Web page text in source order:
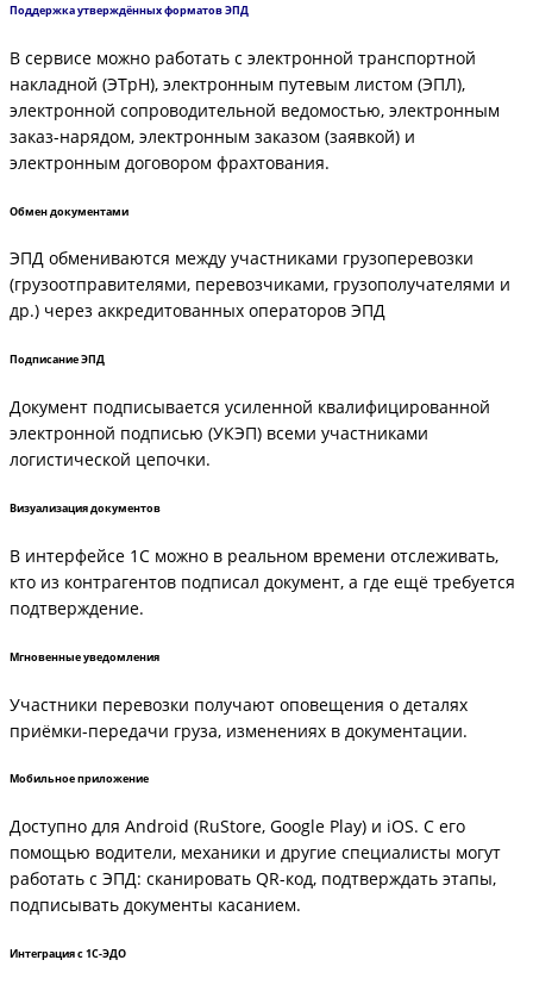
Поддержка утверждённых форматов ЭПД
В сервисе можно работать с электронной транспортной
накладной (ЭТрН), электронным путевым листом (ЭПЛ),
электронной сопроводительной ведомостью, электронным
заказ-нарядом, электронным заказом (заявкой) и
электронным договором фрахтования.
Обмен документами
ЭПД обмениваются между участниками грузоперевозки
(грузоотправителями, перевозчиками, грузополучателями и
др.) через аккредитованных операторов ЭПД
Подписание ЭПД
Документ подписывается усиленной квалифицированной
электронной подписью (УКЭП) всеми участниками
логистической цепочки.
Визуализация документов
В интерфейсе 1С можно в реальном времени отслеживать,
кто из контрагентов подписал документ, а где ещё требуется
подтверждение.
Мгновенные уведомления
Участники перевозки получают оповещения о деталях
приёмки-передачи груза, изменениях в документации.
Мобильное приложение
Доступно для Android (RuStore, Google Play) и iOS. С его
помощью водители, механики и другие специалисты могут
работать с ЭПД: сканировать QR-код, подтверждать этапы,
подписывать документы касанием.
Интеграция с 1С-ЭДО